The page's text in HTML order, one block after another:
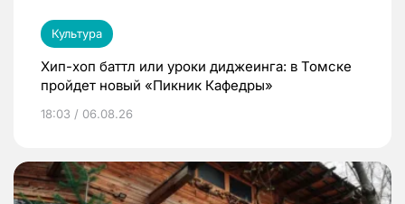
Культура
Хип-хоп баттл или уроки диджеинга: в Томске
пройдет новый «Пикник Кафедры»
18:03 / 06.08.26